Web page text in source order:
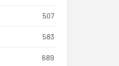
507
583
689